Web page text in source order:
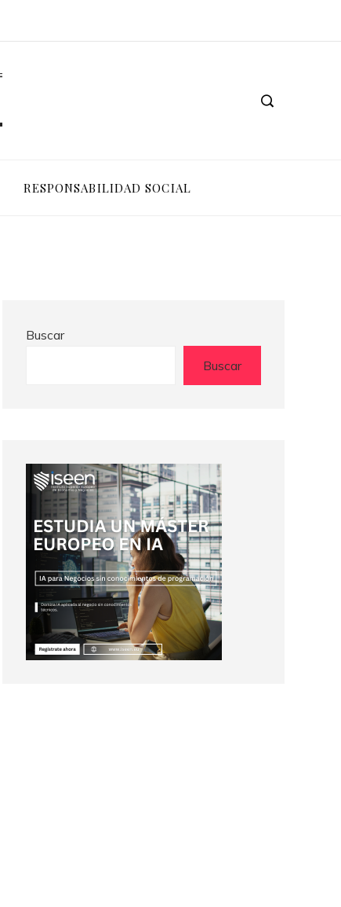
RESPONSABILIDAD SOCIAL
Buscar
Buscar